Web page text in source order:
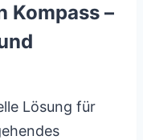
Kompass –
Lösung für